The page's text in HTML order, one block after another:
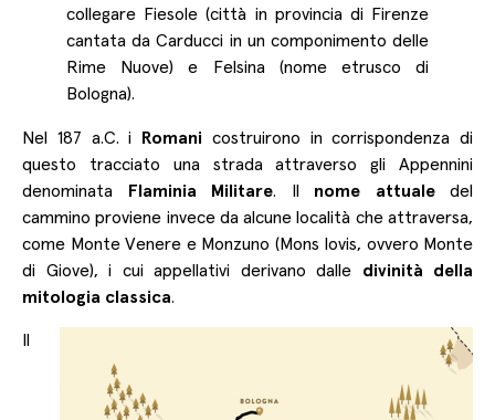
collegare Fiesole (città in provincia di Firenze
cantata da Carducci in un componimento delle
Rime Nuove) e Felsina (nome etrusco di
Bologna).
Nel 187 a.C. i Romani costruirono in corrispondenza di
questo tracciato una strada attraverso gli Appennini
denominata
Flaminia Militare. Il nome attualedel
cammino proviene invece da alcune località che attraversa,
come Monte Venere e Monzuno (Mons Iovis, ovvero Monte
di Giove), i cui appellativi derivano dalle divinità della
mitologia classica.